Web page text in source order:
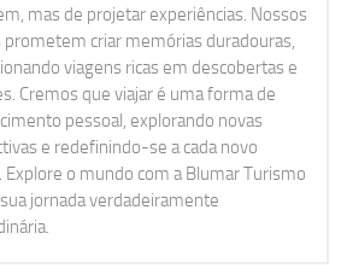
mas de projetar experiências. Nossos
prometem criar memórias duradouras,
viagens ricas em descobertas e
Cremos que viajar é uma forma de
pessoal, explorando novas
e redefinindo-se a cada novo
Explore o mundo com a Blumar Turismo
jornada verdadeiramente